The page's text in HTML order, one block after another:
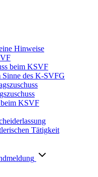
Hinweise
beim KSVF
des K-SVFG
beim KSVF
Tätigkeit